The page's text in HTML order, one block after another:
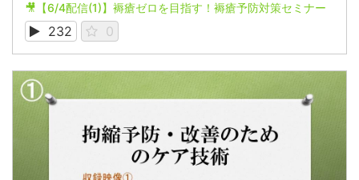
🎥【6/4配信(1)】褥瘡ゼロを目指す！褥瘡予防対策セミナー
232 0